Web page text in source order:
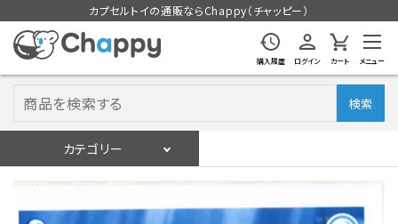
カプセルトイの通販ならChappy（チャッピー）
購入履歴 ログイン カート メニュー
検索
カテゴリー
ログイン 会員登録